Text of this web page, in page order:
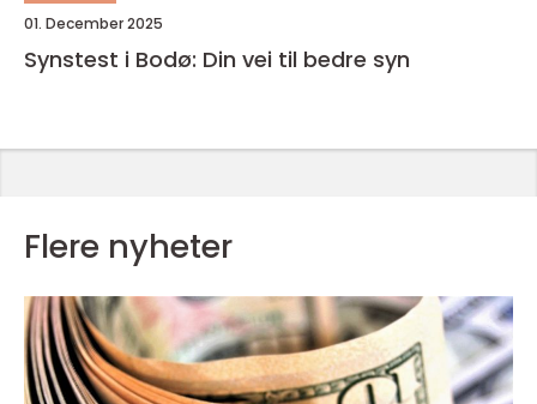
01. December 2025
Synstest i Bodø: Din vei til bedre syn
Flere nyheter